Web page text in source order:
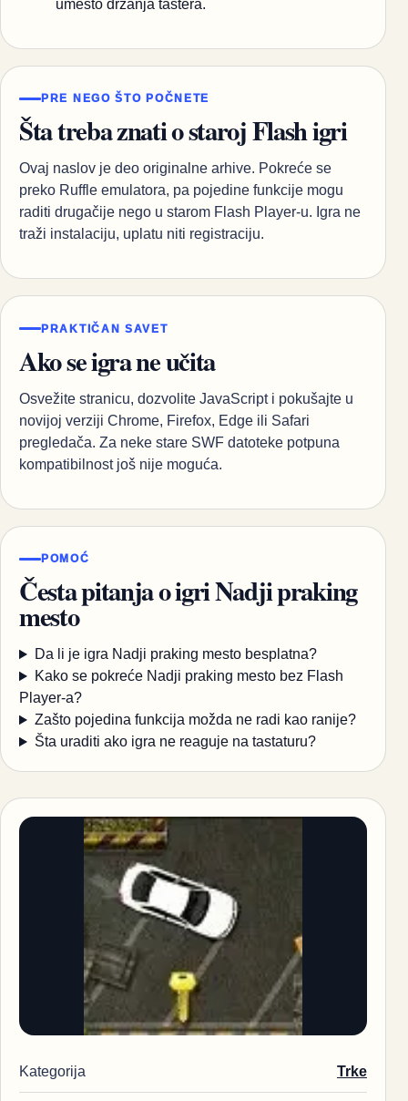
umesto držanja tastera.
PRE NEGO ŠTO POČNETE
Šta treba znati o staroj Flash igri
Ovaj naslov je deo originalne arhive. Pokreće se
preko Ruffle emulatora, pa pojedine funkcije mogu
raditi drugačije nego u starom Flash Player-u. Igra ne
traži instalaciju, uplatu niti registraciju.
PRAKTIČAN SAVET
Ako se igra ne učita
Osvežite stranicu, dozvolite JavaScript i pokušajte u
novijoj verziji Chrome, Firefox, Edge ili Safari
pregledača. Za neke stare SWF datoteke potpuna
kompatibilnost još nije moguća.
POMOĆ
Česta pitanja o igri Nadji praking
mesto
Da li je igra Nadji praking mesto besplatna?
Kako se pokreće Nadji praking mesto bez Flash
Player-a?
Zašto pojedina funkcija možda ne radi kao ranije?
Šta uraditi ako igra ne reaguje na tastaturu?
Kategorija Trke